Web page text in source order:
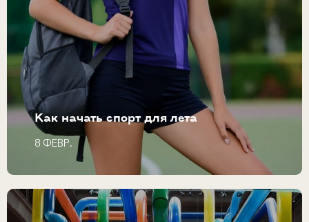
Как начать спорт для лета
8 ФЕВР.